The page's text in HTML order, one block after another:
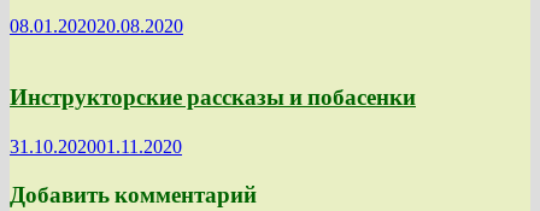
08.01.202020.08.2020
Инструкторские рассказы и побасенки
31.10.202001.11.2020
Добавить комментарий